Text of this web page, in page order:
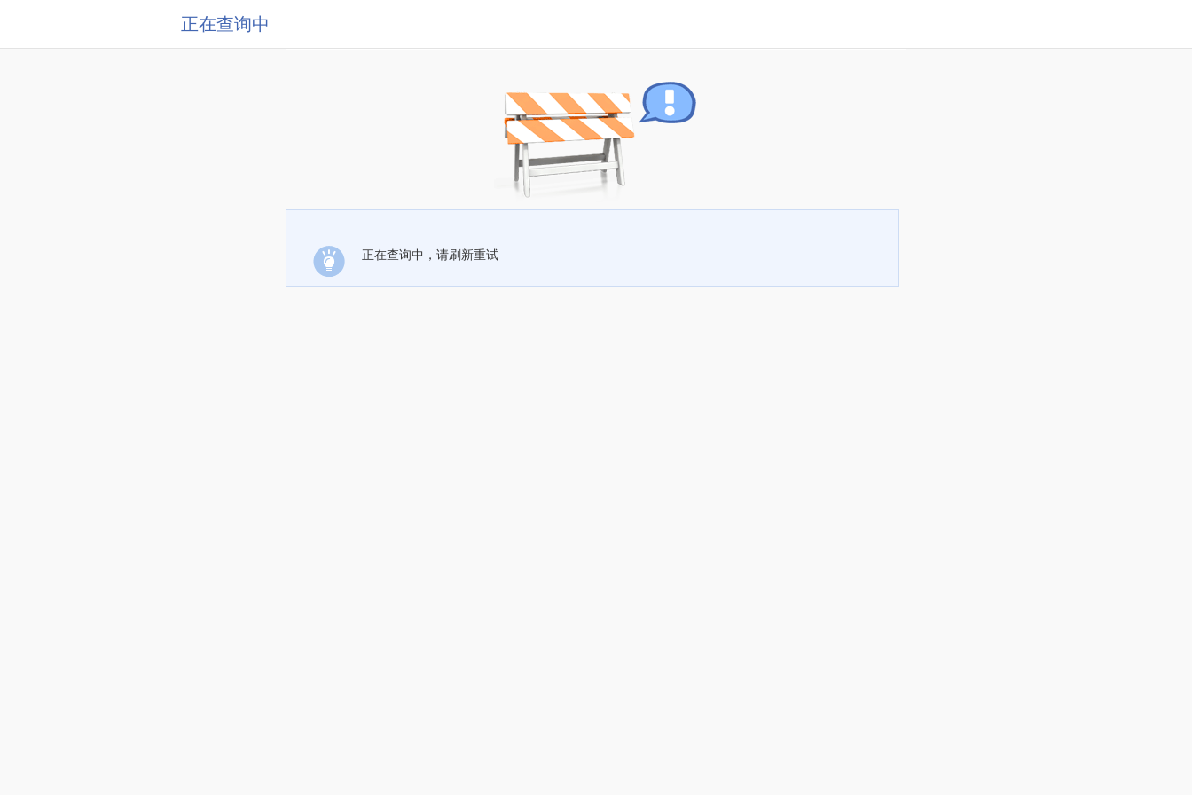
正在查询中
正在查询中，请刷新重试